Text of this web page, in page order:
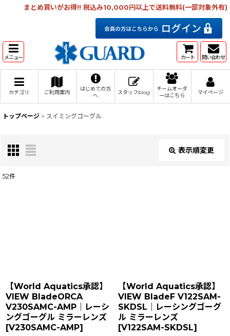
まとめ買いがお得!! 税込み10,000円以上で送料無料(一部対象外有)
メニュー カート 問い合わせ
カテゴリ ご利用案内
はじめての方
へ
スタッフblog
チームオーダ
ーはこちら
マイページ
トップページ > スイミングゴーグル
表示順変更
絞り込む
52件
【World Aquatics承認】
VIEW BladeORCA
V230SAMC-AMP｜レーシ
ングゴーグル ミラーレンズ
[V230SAMC-AMP]
【World Aquatics承認】
VIEW BladeF V122SAM-
SKDSL｜レーシングゴーグ
ル ミラーレンズ
[V122SAM-SKDSL]